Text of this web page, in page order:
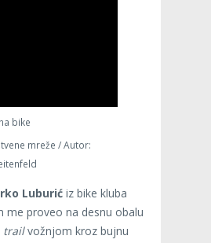
bike
mreže / Autor:
Luburić iz bike kluba
me proveo na desnu obalu
trailvožnjom kroz bujnu